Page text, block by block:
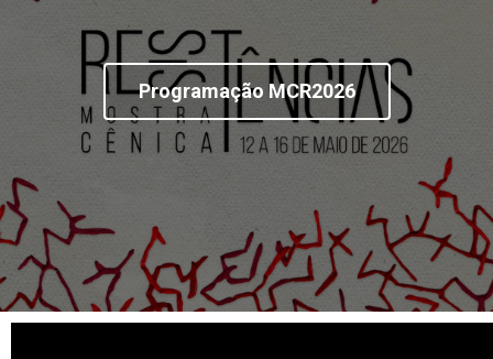
Programação MCR2026